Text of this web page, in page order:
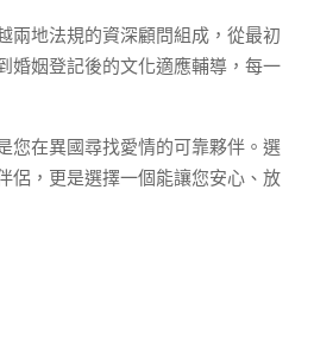
兩地法規的資深顧問組成，從最初
婚姻登記後的文化適應輔導，每一
您在異國尋找愛情的可靠夥伴。選
侶，更是選擇一個能讓您安心、放